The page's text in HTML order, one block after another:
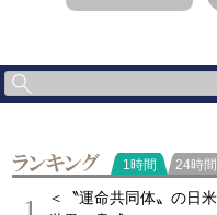
ラン
1時間 24時間
＜〝運命共同体〟の日